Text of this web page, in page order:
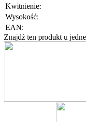
Kwitnienie:
Wysokość:
EAN:
Znajdź ten produkt u